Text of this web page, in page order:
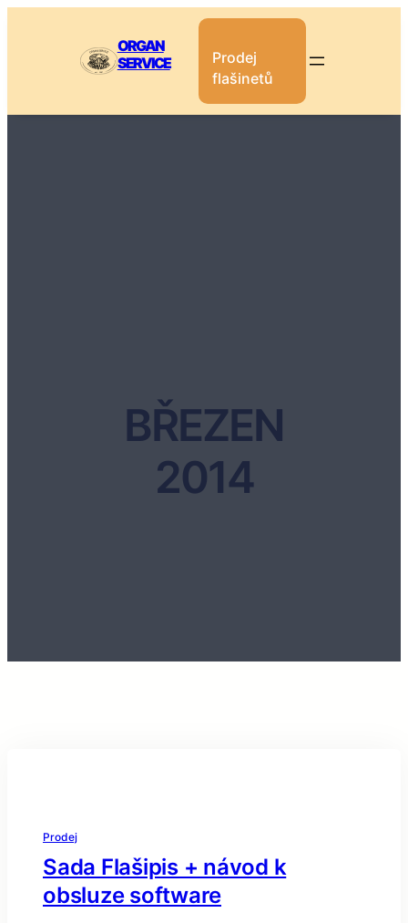
ORGAN
SERVICE
Prodej
flašinetů
BŘEZEN
2014
Prodej
Sada Flašipis + návod k
obsluze software